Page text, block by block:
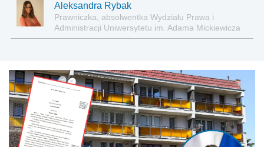
Aleksandra Rybak
Prawniczka, absolwentka Wydziału Prawa i
Administracji Uniwersytetu im. Adama Mickiewicza
w Poznaniu